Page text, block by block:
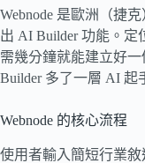
Webnode 是歐洲（捷
出 AI Builder 功能。定
需幾分鐘就能建立好一
Builder 多了一層 AI 起
Webnode 的核心流程
使用者輸入簡短行業